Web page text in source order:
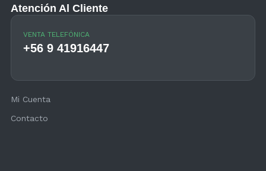
Atención Al Cliente
VENTA TELEFÓNICA
+56 9 41916447
Mi Cuenta
Contacto